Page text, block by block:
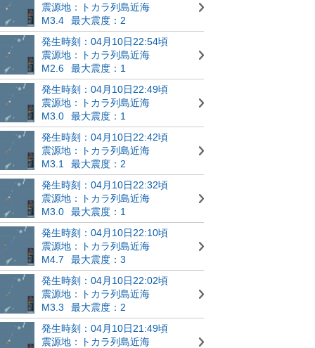
震源地：トカラ列島近海
M3.4
最大震度：2
発生時刻：04月10日22:54頃
震源地：トカラ列島近海
M2.6
最大震度：1
発生時刻：04月10日22:49頃
震源地：トカラ列島近海
M3.0
最大震度：1
発生時刻：04月10日22:42頃
震源地：トカラ列島近海
M3.1
最大震度：2
発生時刻：04月10日22:32頃
震源地：トカラ列島近海
M3.0
最大震度：1
発生時刻：04月10日22:10頃
震源地：トカラ列島近海
M4.7
最大震度：3
発生時刻：04月10日22:02頃
震源地：トカラ列島近海
M3.3
最大震度：2
発生時刻：04月10日21:49頃
震源地：トカラ列島近海